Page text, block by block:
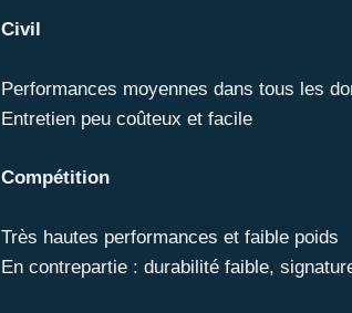
Civil
Performances moyennes dans tous les
Entretien peu coûteux et facile
Compétition
Très hautes performances et faible poids
En contrepartie : durabilité faible,